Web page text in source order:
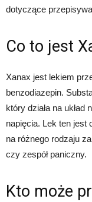
dotyczące
Co to jest
Xanax jest lekiem
benzodiazepin.
który działa na
napięcia. Lek ten jest
na różnego rodzaju
czy zespół paniczny.
Kto może